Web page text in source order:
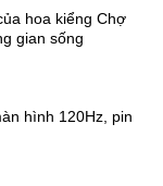
hoa kiểng Chợ
gian sống